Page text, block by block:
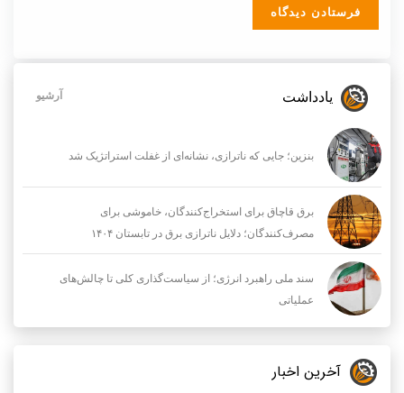
یادداشت آرشیو
بنزین؛ جایی که ناترازی، نشانه‌ای از غفلت استراتژیک شد
برق قاچاق برای استخراج‌کنندگان، خاموشی برای
مصرف‌کنندگان؛ دلایل ناترازی برق در تابستان ۱۴۰۴
سند ملی راهبرد انرژی؛ از سیاست‌گذاری کلی تا چالش‌های
عملیاتی
آخرین اخبار